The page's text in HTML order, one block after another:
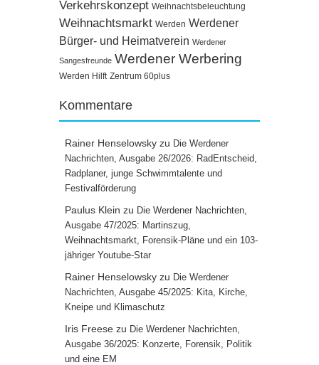
Verkehrskonzept Weihnachtsbeleuchtung
Weihnachtsmarkt Werden Werdener
Bürger- und Heimatverein Werdener
Sangesfreunde Werdener Werbering
Werden Hilft Zentrum 60plus
Kommentare
Rainer Henselowsky zu Die Werdener
Nachrichten, Ausgabe 26/2026: RadEntscheid,
Radplaner, junge Schwimmtalente und
Festivalförderung
Paulus Klein zu Die Werdener Nachrichten,
Ausgabe 47/2025: Martinszug,
Weihnachtsmarkt, Forensik-Pläne und ein 103-
jähriger Youtube-Star
Rainer Henselowsky zu Die Werdener
Nachrichten, Ausgabe 45/2025: Kita, Kirche,
Kneipe und Klimaschutz
Iris Freese zu Die Werdener Nachrichten,
Ausgabe 36/2025: Konzerte, Forensik, Politik
und eine EM